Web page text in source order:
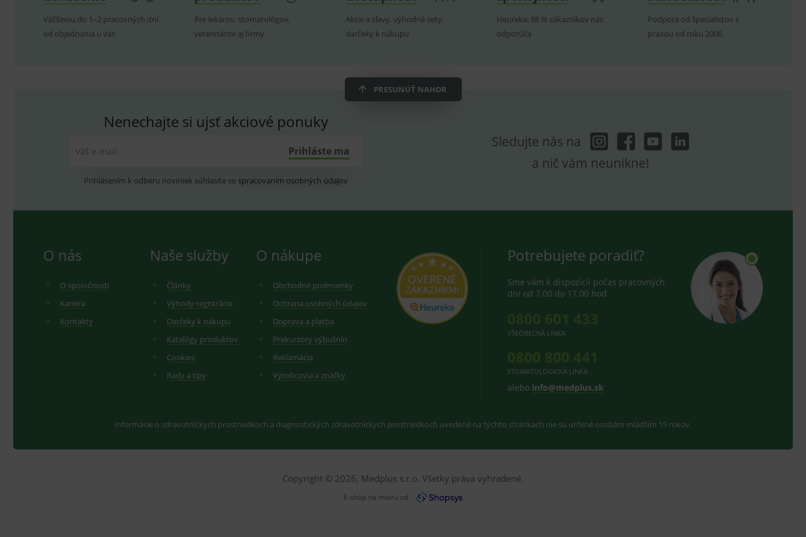
Väčšinou do 1–2 pracovných dní
od objednania u vás
Pre lekárov, stomatológov,
veterinárov aj firmy
Akcie a zľavy, výhodné sety,
darčeky k nákupu
Heureka: 98 % zákazníkov nás
odporúča
Podpora od špecialistov s
praxou od roku 2006
PRESUNÚŤ NAHOR
Nenechajte si ujsť akciové ponuky
Váš e-mail Prihláste ma
Prihlásením k odberu noviniek súhlasíte so spracovaním osobných údajov
Sledujte nás na
a nič vám neunikne!
O nás
O spoločnosti
Kariéra
Kontakty
Naše služby
Články
Výhody registrácie
Darčeky k nákupu
Katalógy produktov
Cookies
Rady a tipy
O nákupe
Obchodné podmienky
Ochrana osobných údajov
Doprava a platba
Prekurzory výbušnín
Reklamácia
Výrobcovia a značky
Potrebujete poradiť?
Sme vám k dispozícii počas pracovných
dní od 7.00 do 17.00 hod.
VŠEOBECNÁ LINKA
STOMATOLOGICKÁ LINKA
alebo info@medplus.sk
Informácie o zdravotníckych prostriedkoch a diagnostických zdravotníckych prostriedkoch uvedené na týchto stránkach nie sú určené osobám mladším 15 rokov.
Copyright © 2026, Medplus s.r.o. Všetky práva vyhradené.
E-shop na mieru od
prohlížeče
vložených videí.
sid
.seznam.cz 1 měsíc
Cookie od seznam.cz googlu. Slouží pro zobrazení vhodné reklamy.
novou nebo starou verzi rozhraní Youtube.